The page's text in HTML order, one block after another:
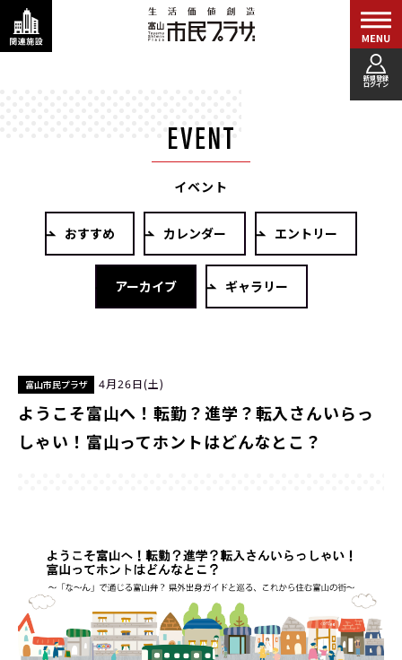
新規登録
ログイン
イベント
おすすめ カレンダー エントリー
アーカイブ ギャラリー
ようこそ富山へ！転勤？進学？転入さんいらっ
しゃい！富山ってホントはどんなとこ？
富山市民プラザ 4月26日(土)